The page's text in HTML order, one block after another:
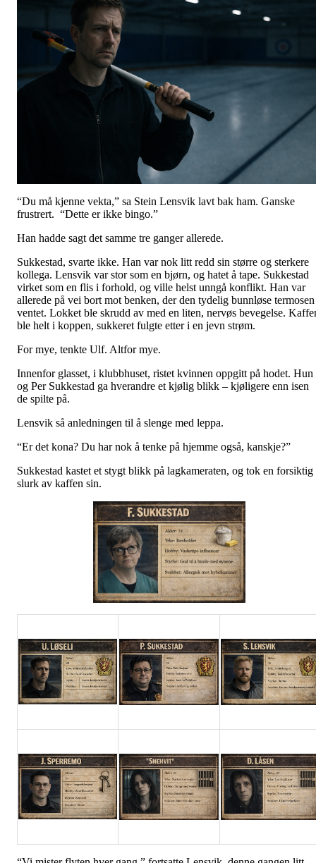
“Du må kjenne vekta,” sa Stein Lensvik lavt bak ham. Ganske
frustrert. “Dette er ikke bingo.”
Han hadde sagt det samme tre ganger allerede.
Sukkestad, svarte ikke. Han var nok litt redd sin større og sterkere
kollega. Lensvik var stor som en bjørn, og hatet å tape. Sukkestad
virket som en flis i forhold, og ville helst unngå konflikt. Han var
allerede på vei bort mot benken, der den tydelig bunnløse termosen
ventet. Lokket ble skrudd av med en liten, nervøs bevegelse.
ble helt i koppen, sukkeret fulgte etter i en jevn strøm.
For mye, tenkte Ulf. Altfor mye.
Innenfor glasset, i klubbhuset, ristet kvinnen oppgitt på hodet. Hun
og Per Sukkestad ga hverandre et kjølig blikk – kjøligere enn isen
de spilte på.
Lensvik så anledningen til å slenge med leppa.
“Er det kona? Du har nok å tenke på hjemme også, kanskje?”
Sukkestad kastet et stygt blikk på lagkameraten, og tok en forsiktig
slurk av kaffen sin.